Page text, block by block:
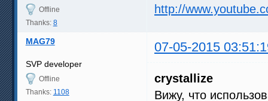
Offline
Thanks: 8
http://
MAG79 07-05-2015
SVP developer
Offline
Thanks: 1108
crystallize
Вижу, что